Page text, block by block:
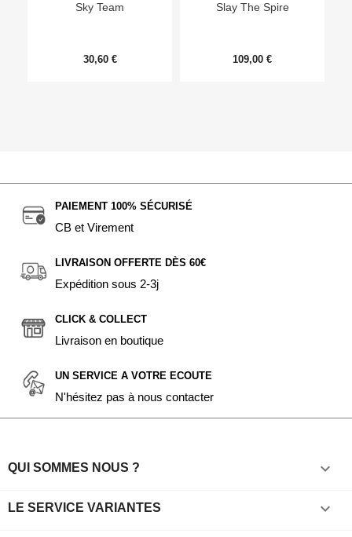
Sky Team
30,60 €
Slay The Spire
109,00 €
PAIEMENT 100% SÉCURISÉ
CB et Virement
LIVRAISON OFFERTE DÈS 60€
Expédition sous 2-3j
CLICK & COLLECT
Livraison en boutique
UN SERVICE A VOTRE ECOUTE
N'hésitez pas à nous contacter
QUI SOMMES NOUS ? 
LE SERVICE VARIANTES 